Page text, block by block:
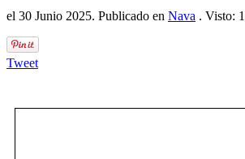
el 30 Junio 2025. Publicado en Nava . Visto:
Tweet